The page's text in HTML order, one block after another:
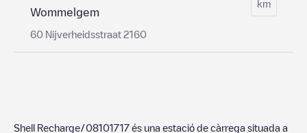
Wommelgem
60 Nijverheidsstraat 2160
km
Shell Recharge/08101717 és una estació de càrrega situada a